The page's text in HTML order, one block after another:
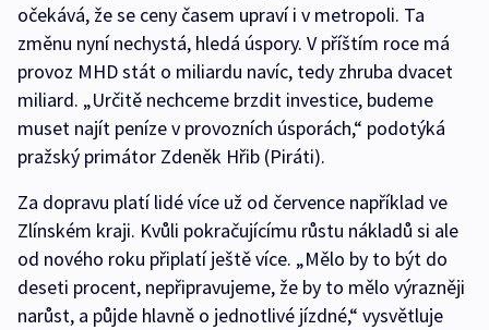
očekává, že se ceny časem upraví i v metropoli. Ta
změnu nyní nechystá, hledá úspory. V příštím roce má
provoz MHD stát o miliardu navíc, tedy zhruba dvacet
miliard. „Určitě nechceme brzdit investice, budeme
muset najít peníze v provozních úsporách,“ podotýká
pražský primátor Zdeněk Hřib (Piráti).
Za dopravu platí lidé více už od července například ve
Zlínském kraji. Kvůli pokračujícímu růstu nákladů si ale
od nového roku připlatí ještě více. „Mělo by to být do
deseti procent, nepřipravujeme, že by to mělo výrazněji
narůst, a půjde hlavně o jednotlivé jízdné,“ vysvětluje